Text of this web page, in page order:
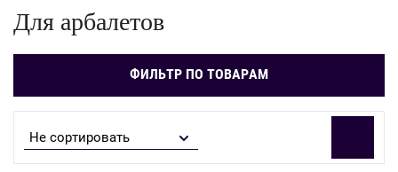
Регистрация
Для арбалетов
ФИЛЬТР ПО ТОВАРАМ
Не сортировать